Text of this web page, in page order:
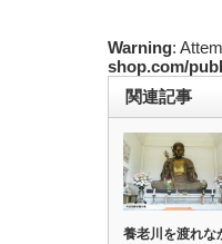
Warning:
shop.com/
関連記事
養老川を渡れな